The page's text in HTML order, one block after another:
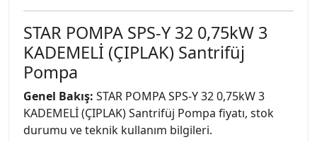
STAR POMPA SPS-Y 32 0,75kW 3
KADEMELİ (ÇIPLAK) Santrifüj
Pompa
Genel Bakış: STAR POMPA SPS-Y 32 0,75kW 3
KADEMELİ (ÇIPLAK) Santrifüj Pompa fiyatı, stok
durumu ve teknik kullanım bilgileri.